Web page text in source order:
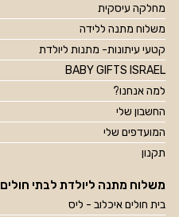
מחלקה עיסקית
משלוח מתנה ללידה
קטעי עיתונות- מתנות ליולדת
BABY GIFTS ISRAEL
למה אנחנו?
החשבון שלי
המועדפים שלי
תקנון
משלוח מתנה ליולדת לבתי חולים
בית חולים איכלוב - ליס